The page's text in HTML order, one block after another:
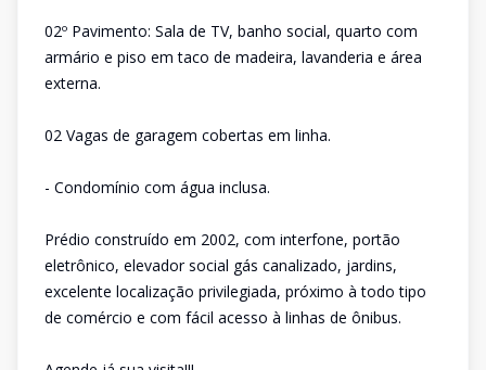
02º Pavimento: Sala de TV, banho social, quarto com
armário e piso em taco de madeira, lavanderia e área
externa.
02 Vagas de garagem cobertas em linha.
- Condomínio com água inclusa.
Prédio construído em 2002, com interfone, portão
eletrônico, elevador social gás canalizado, jardins,
excelente localização privilegiada, próximo à todo tipo
de comércio e com fácil acesso à linhas de ônibus.